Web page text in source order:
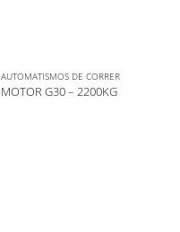
AUTOMATISMOS DE CORRER
MOTOR G30 – 2200KG